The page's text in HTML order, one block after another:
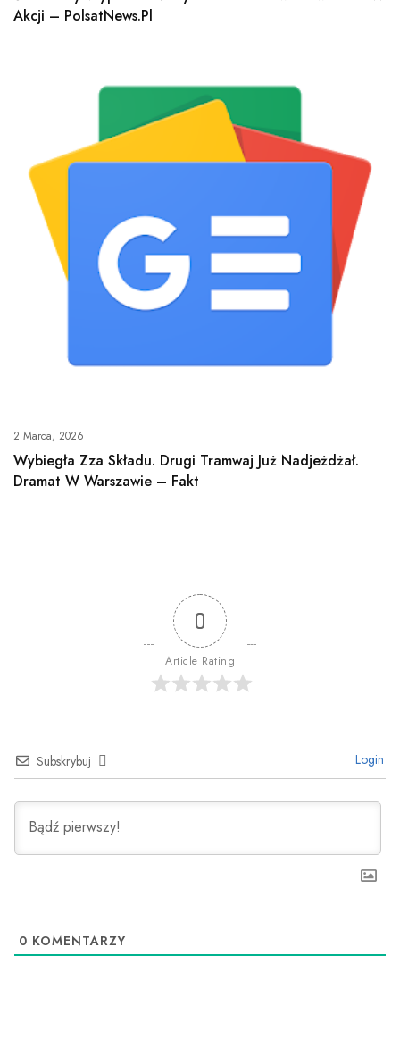
Akcji – PolsatNews.pl
2 Marca, 2026
Wybiegła Zza Składu. Drugi Tramwaj Już Nadjeżdżał.
Dramat W Warszawie – Fakt
0
Article Rating
Subskrybuj Login
0 KOMENTARZY